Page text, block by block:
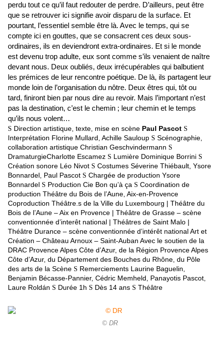
perdu tout ce qu’il faut redouter de perdre. D’ailleurs, peut être
que se retrouver ici signifie avoir disparu de la surface. Et
pourtant, l’essentiel semble être là. Avec le temps, qui se
compte ici en gouttes, que se consacrent ces deux sous-
ordinaires, ils en deviendront extra-ordinaires. Et si le monde
est devenu trop adulte, eux sont comme s’ils venaient de naître
devant nous. Deux oubliés, deux irrécupérables qui balbutient
les prémices de leur rencontre poétique. De là, ils partagent leur
monde loin de l’organisation du nôtre. Deux êtres qui, tôt ou
tard, finiront bien par nous dire au revoir. Mais l’important n’est
pas la destination, c’est le chemin ; leur chemin et le temps
qu’ils nous volent…
S Direction artistique, texte, mise en scène Paul Pascot S
Interprétation Florine Mullard, Achille Sauloup S Scénographie,
collaboration artistique Christian Geschvindermann S
DramaturgieCharlotte Escamez S Lumière Dominique Borrini S
Création sonore Léo Nivot S Costumes Séverine Thiébault, Ysore
Bonnardel, Paul Pascot S Chargée de production Ysore
Bonnardel S Production Cie Bon qu’à ça S Coordination de
production Théâtre du Bois de l’Aune, Aix-en-Provence
Coproduction Théâtre.s de la Ville du Luxembourg | Théâtre du
Bois de l’Aune – Aix en Provence | Théâtre de Grasse – scène
conventionnée d’interêt national | Théâtres de Saint Malo |
Théâtre Durance – scène conventionnée d’intérêt national Art et
Création – Château Arnoux – Saint-Auban Avec le soutien de la
DRAC Provence Alpes Côte d’Azur, de la Région Provence Alpes
Côte d’Azur, du Département des Bouches du Rhône, du Pôle
des arts de la Scène S Remerciements Laurine Baguelin,
Benjamin Bécasse-Pannier, Cédric Memheld, Panayotis Pascot,
Laure Roldán S Durée 1h S Dès 14 ans S Théâtre
© DR